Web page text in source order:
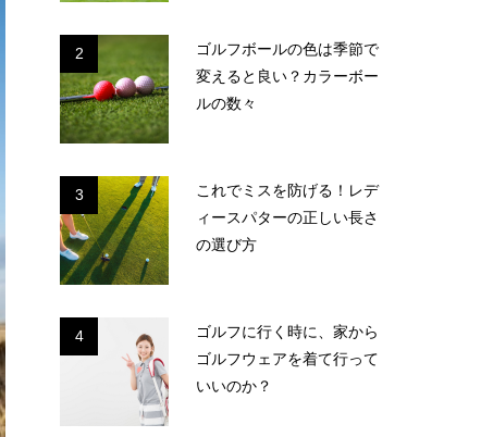
2
ゴルフボールの色は季節で
変えると良い？カラーボー
ルの数々
3
これでミスを防げる！レデ
ィースパターの正しい長さ
の選び方
4
ゴルフに行く時に、家から
ゴルフウェアを着て行って
いいのか？